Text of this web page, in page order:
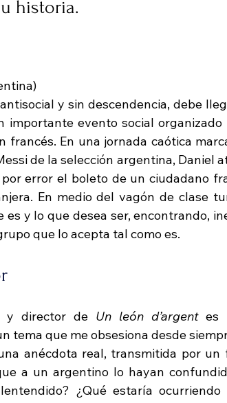
historia.
y sin descendencia, debe
importante evento social
francés. En una jornada caótica
de la selección argentina, Daniel
error el boleto de un ciudadano
En medio del vagón de clase
y lo que desea ser, encontrando,
que lo acepta tal como es.
y director de Un león d’argent es
tema que me obsesiona desde
anécdota real, transmitida por un
a un argentino lo hayan
¿Qué estaría